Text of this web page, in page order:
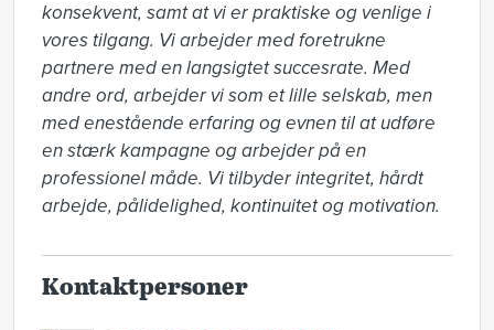
konsekvent, samt at vi er praktiske og venlige i
vores tilgang. Vi arbejder med foretrukne
partnere med en langsigtet succesrate. Med
andre ord, arbejder vi som et lille selskab, men
med enestående erfaring og evnen til at udføre
en stærk kampagne og arbejder på en
professionel måde. Vi tilbyder integritet, hårdt
arbejde, pålidelighed, kontinuitet og motivation.
Kontaktpersoner